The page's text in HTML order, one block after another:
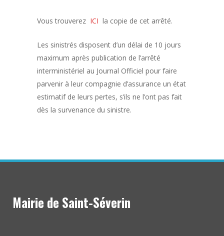
Vous trouverez ICI la copie de cet arrêté.
Les sinistrés disposent d’un délai de 10 jours
maximum après publication de l’arrêté
interministériel au Journal Officiel pour faire
parvenir à leur compagnie d’assurance un état
estimatif de leurs pertes, s’ils ne l’ont pas fait
dès la survenance du sinistre.
Mairie de Saint-Séverin